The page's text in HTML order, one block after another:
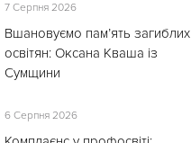
7 Серпня 2026
Вшановуємо пам’ять загиблих
освітян: Оксана Кваша із
Сумщини
6 Серпня 2026